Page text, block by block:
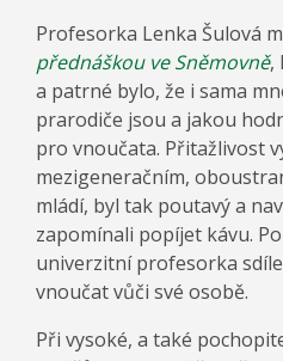
Profesorka Lenka Šulová
přednáškou ve Sněmovně,
a patrné bylo, že i sama
prarodiče jsou a jakou
pro vnoučata. Přitažlivost
mezigeneračním,
mládí, byl tak poutavý a
zapomínali popíjet kávu.
univerzitní profesorka
vnoučat vůči své osobě.
Při vysoké, a také